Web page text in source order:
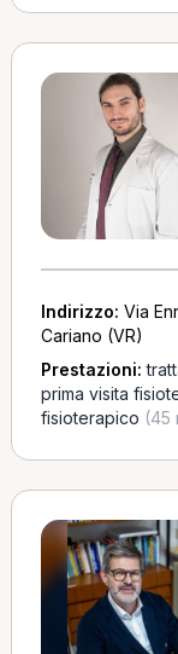
Indirizzo: Via
Cariano (VR)
Prestazioni:
prima visita
fisioterapico (45